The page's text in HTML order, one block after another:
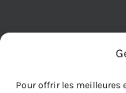
Pour offrir les meilleures